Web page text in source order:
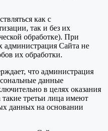
как с
так и без их
обработке). При
администрация Сайта не
их обработки.
что администрация
данные
в целях оказания
третьи лица имеют
данных на основании